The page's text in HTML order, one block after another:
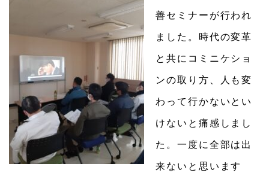
善セミナーが行われ
ました。時代の変革
と共にコミニケショ
ンの取り方、人も変
わって行かないとい
けないと痛感しまし
た。一度に全部は出
来ないと思います